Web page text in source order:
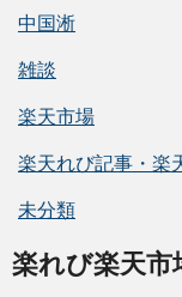
中国淅
雑談
楽天市場
楽天れび記事・楽
未分類
楽れび楽天市